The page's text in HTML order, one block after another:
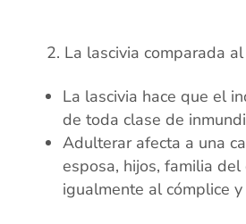
La lascivia comparada
La lascivia hace que el
de toda clase de
Adulterar afecta a una
esposa, hijos, familia del
igualmente al cómplice